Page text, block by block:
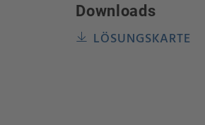
Downloads
LÖSUNGSKARTE